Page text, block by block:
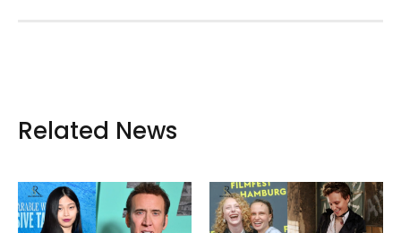
Related News